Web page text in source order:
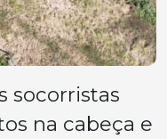
socorristas
na cabeça e